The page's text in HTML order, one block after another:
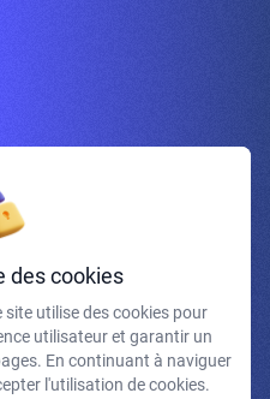
la newsletter
avoir pris connaissance de
et mentions légales.
des cookies
utilise des cookies pour
utilisateur et garantir un
En continuant à naviguer
l'utilisation de cookies.